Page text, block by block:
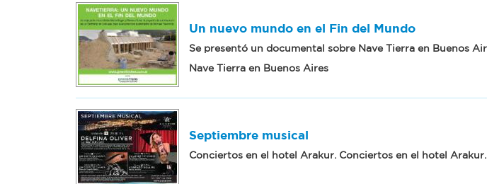
Un nuevo mundo en el Fin del Mundo
Se presentó un documental sobre Nave Tierra en Buenos
Nave Tierra en Buenos Aires
Septiembre musical
Conciertos en el hotel Arakur. Conciertos en el hotel Arakur.